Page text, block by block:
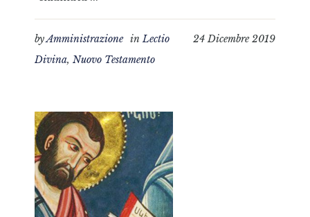
24 Dicembre 2019
byAmministrazione inLectio
Divina, Nuovo Testamento